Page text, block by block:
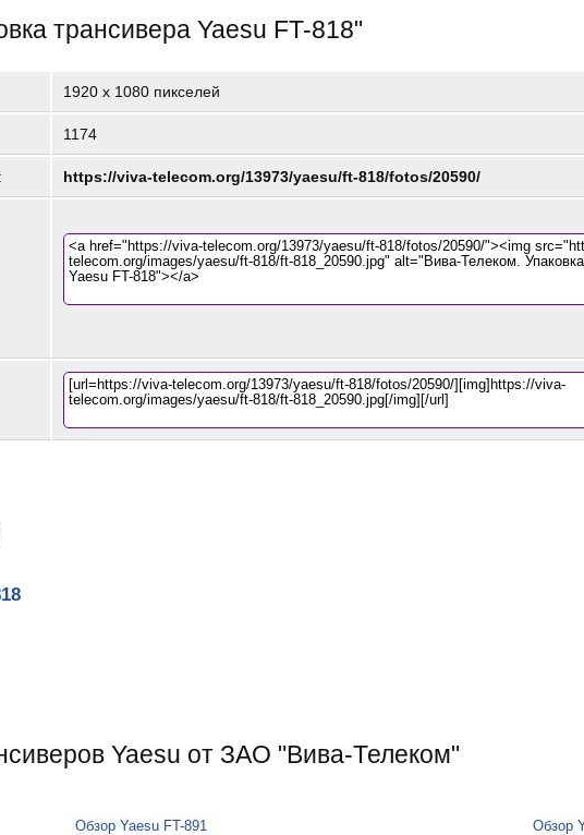
трансивера Yaesu FT-818"
1920x 1080 пикселей
1174
https://viva-telecom.org/13973/yaesu/ft-818/fotos/20590/
Yaesu от ЗАО "Вива-Телеком"
Обзор Yaesu FT-891 Обзор